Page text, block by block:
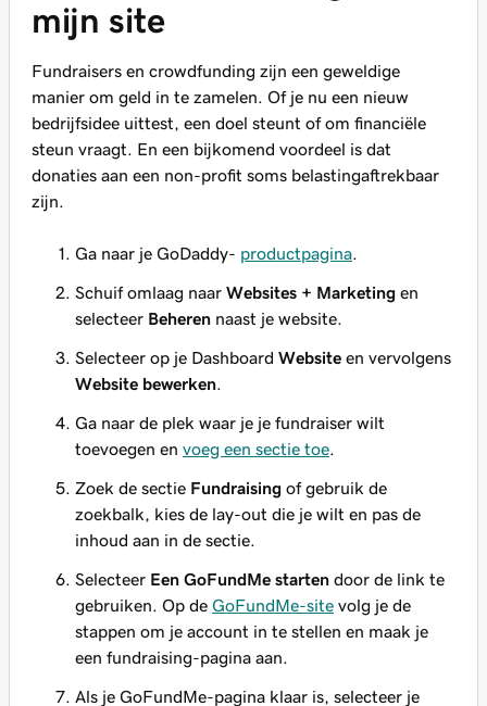
mijn site
Fundraisers en crowdfunding zijn een geweldige
manier om geld in te zamelen. Of je nu een nieuw
bedrijfsidee uittest, een doel steunt of om financiële
steun vraagt. En een bijkomend voordeel is dat
donaties aan een non-profit soms belastingaftrekbaar
zijn.
Ga naar je GoDaddy- productpagina
Schuif omlaag naar Websites + Marketing en
selecteer Beheren naast je website.
Selecteer op je Dashboard Website en vervolgens
Website bewerken
Ga naar de plek waar je je fundraiser wilt
toevoegen en voeg een sectie toe
Zoek de sectie Fundraising of gebruik de
zoekbalk, kies de lay-out die je wilt en pas de
inhoud aan in de sectie.
Selecteer Een GoFundMe starten door de link te
gebruiken. Op de GoFundMe-site volg je de
stappen om je account in te stellen en maak je
een fundraising-pagina aan.
Als je GoFundMe-pagina klaar is, selecteer je